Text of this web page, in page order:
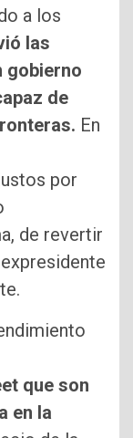
a los
las
gobierno
de
En
por
de revertir
que son
en la